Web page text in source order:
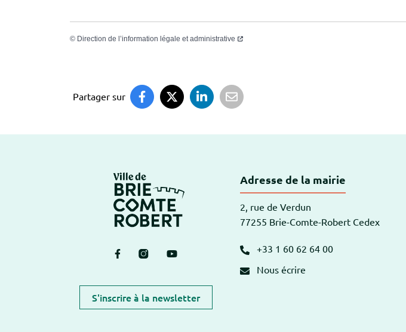
© Direction de l’information légale et administrative
Partager sur
Logo Brie-Comte-Robert
Lien vers le compte Facebook
Lien vers le compte Instagram
Lien vers la chaîne Youtube
S'inscrire à la newsletter
Adresse de la mairie
2, rue de Verdun
77255 Brie-Comte-Robert Cedex
+33 1 60 62 64 00
Nous écrire